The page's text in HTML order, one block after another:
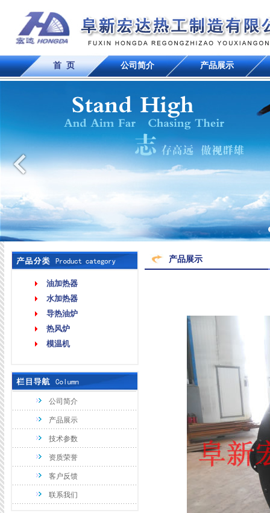
首 页 公司简介 产品展示
油加热器
水加热器
导热油炉
热风炉
模温机
公司简介
产品展示
技术参数
资质荣誉
客户反馈
联系我们
产品展示